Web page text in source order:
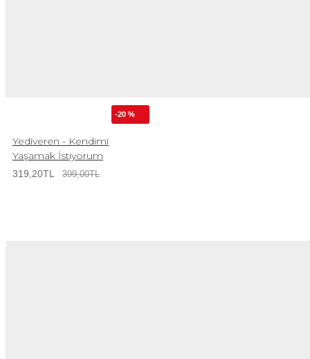
-20 %
Yediveren - Kendimi
Yaşamak İstiyorum
319,20TL 399,00TL